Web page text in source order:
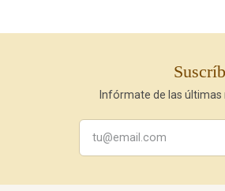
Infórmate de las últimas